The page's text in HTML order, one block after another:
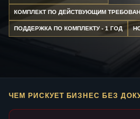
КОМПЛЕКТ ПО ДЕЙСТВУЮЩИМ
ПОДДЕРЖКА ПО КОМПЛЕКТУ - 1 ГОД
ЧЕМ РИСКУЕТ БИЗНЕС БЕЗ